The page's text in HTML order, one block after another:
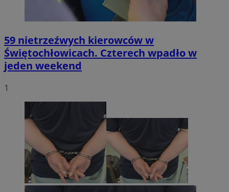
59 nietrzeźwych kierowców w
Świętochłowicach. Czterech wpadło w
jeden weekend
1